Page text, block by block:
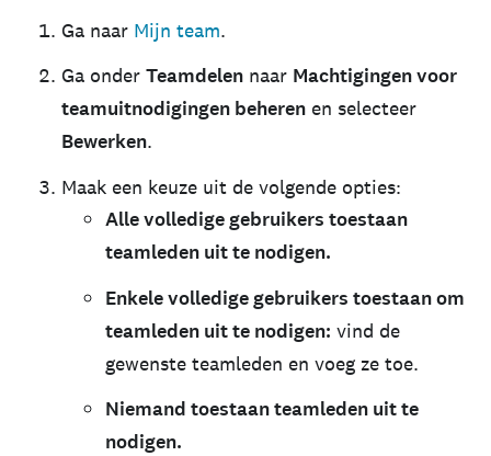
Ga naar Mijn team.
Ga onder Teamdelen naar Machtigingen voor
teamuitnodigingen beheren en selecteer
Bewerken.
Maak een keuze uit de volgende opties:
Alle volledige gebruikers toestaan
teamleden uit te nodigen.
Enkele volledige gebruikers toestaan om
teamleden uit te nodigen: vind de
gewenste teamleden en voeg ze toe.
Niemand toestaan teamleden uit te
nodigen.